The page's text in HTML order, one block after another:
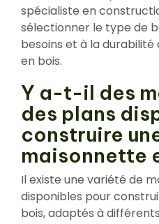
spécialiste en
sélectionner le type de
besoins et à la
en bois.
Y a-t-il des
des plans
construire
maisonnette
Il existe une variété de
disponibles pour
bois, adaptés à